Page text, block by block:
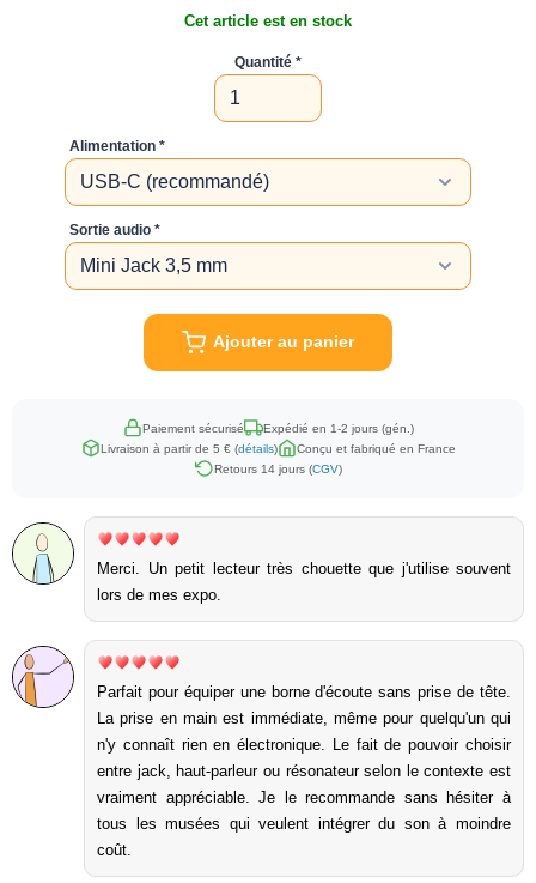
Cet article est en stock
Quantité
Alimentation
Sortie audio
Ajouter au panier
Paiement sécurisé
Expédié en 1-2 jours (gén.)
Livraison à partir de 5 € (détails)
Conçu et fabriqué en France
Retours 14 jours (CGV)
Merci. Un petit lecteur très chouette que j'utilise souvent
lors de mes expo.
Parfait pour équiper une borne d'écoute sans prise de tête.
La prise en main est immédiate, même pour quelqu'un qui
n'y connaît rien en électronique. Le fait de pouvoir choisir
entre jack, haut-parleur ou résonateur selon le contexte est
vraiment appréciable. Je le recommande sans hésiter à
tous les musées qui veulent intégrer du son à moindre
coût.